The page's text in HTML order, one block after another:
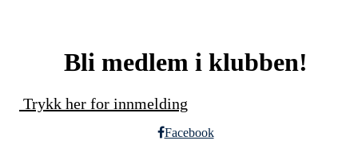
Bli medlem i klubben!
Trykk her for innmelding
Facebook